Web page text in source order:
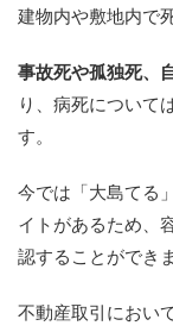
建物内や敷地内で
事故死や孤独死、
り、病死について
す。
今では「大島てる
イトがあるため、
認することができ
不動産取引におい